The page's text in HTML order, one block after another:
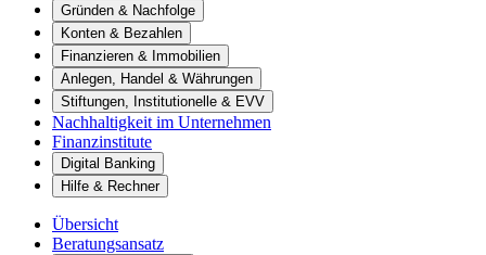
Gründen & Nachfolge
Konten & Bezahlen
Finanzieren & Immobilien
Anlegen, Handel & Währungen
Stiftungen, Institutionelle & EVV
Nachhaltigkeit im Unternehmen
Finanzinstitute
Digital Banking
Hilfe & Rechner
Übersicht
Beratungsansatz